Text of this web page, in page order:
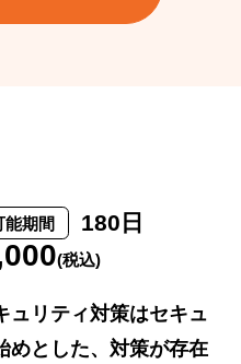
能期間 180日
(税込)
ュリティ対策はセキュ
めとした、対策が存在